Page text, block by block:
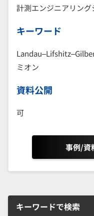
計測エンジニアリン
キーワード
ミオン
資料公開
可
事例/資
キーワードで検索